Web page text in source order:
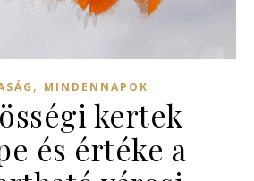
, MINDENNAPOK
kertek
és értéke a